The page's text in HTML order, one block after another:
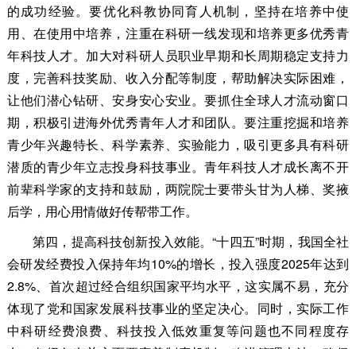
的成功经验。要优化科教协同育人机制，坚持在培养中使
用、在使用中培养，注重在科研一线发现和培养更多优秀青
年科技人才。加大对科研人员职业早期和长周期稳定支持力
度，完善科技奖励、收入分配等制度，帮助解决实际困难，
让他们潜心钻研、安身安心安业。要抓住全球人才流动窗口
期，积极引进海外优秀青年人才和团队。要注重挖掘和培养
青少年兴趣特长、科学素养、实验能力，吸引更多具有科研
潜质的青少年立志投身科技事业。青年科技人才成长离不开
前辈科学家的支持和鼓励，两院院士要带头甘为人梯、奖掖
后学，用心用情做好传帮带工作。
第四，提高科技创新投入效能。“十四五”时期，我国全社
会研发经费投入保持年均10%的增长，投入强度2025年达到
2.8%、首次超过经合组织国家平均水平，这实属不易，充分
体现了党和国家发展科技事业的坚定决心。同时，实际工作
中科研经费浪费、科技投入低效重复等问题也不同程度存